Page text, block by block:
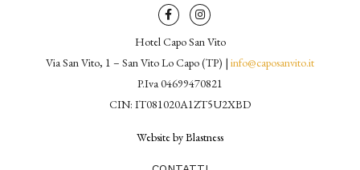
Hotel Capo San Vito
Via San Vito, 1 – San Vito Lo Capo (TP) | info@caposanvito.it
P.Iva 04699470821
CIN: IT081020A1ZT5U2XBD
Website by Blastness